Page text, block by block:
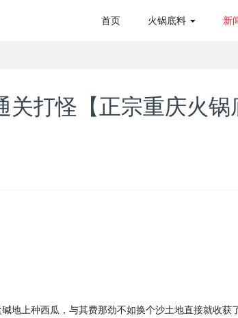
首页 火锅底料 新
关打怪【正宗重庆火锅
地上种西瓜，与其费那劲不如换个沙土地直接就收获了